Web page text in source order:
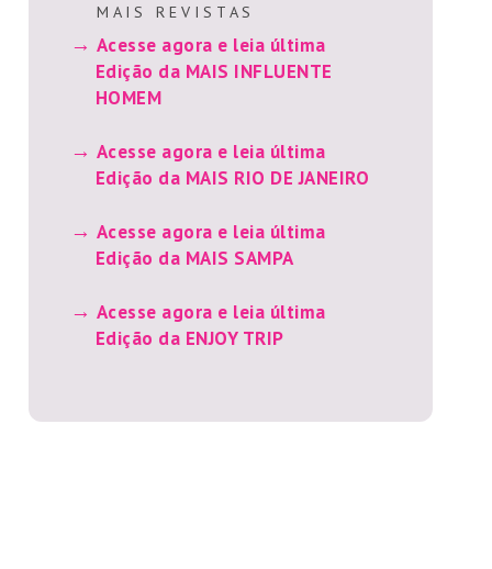
M A I S R E V I S T A S
Acesse agora e leia última
Edição da MAIS INFLUENTE
HOMEM
Acesse agora e leia última
Edição da MAIS RIO DE JANEIRO
Acesse agora e leia última
Edição da MAIS SAMPA
Acesse agora e leia última
Edição da ENJOY TRIP